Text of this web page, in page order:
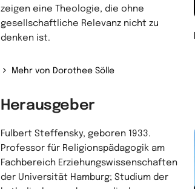
zeigen eine Theologie, die ohne
gesellschaftliche Relevanz nicht zu
denken ist.
Mehr von Dorothee Sölle
Herausgeber
Fulbert Steffensky, geboren 1933.
Professor für Religionspädagogik am
Fachbereich Erziehungswissenschaften
der Universität Hamburg; Studium der